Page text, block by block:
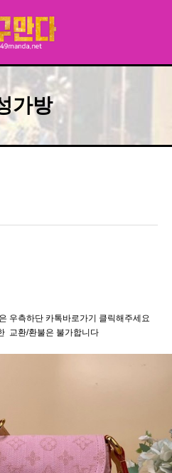
가방
우측하단 카톡바로가기 클릭해주세요
교환/환불은 불가합니다